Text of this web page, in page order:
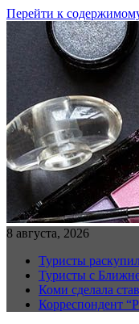
Перейти к
8 августа, 2026
Туристы
Туристы с
Коми сделала
Корреспондент